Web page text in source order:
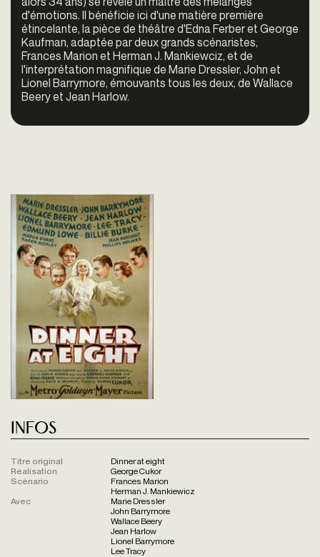
d'émotions. Il bénéficie ici d'une matière première
étincelante, la pièce de théâtre d'Edna Ferber et George
Kaufman, adaptée par deux grands scénaristes,
Frances Marion et Herman J. Mankiewciz, et de
l'interprétation magnifique de Marie Dressler, John et
Lionel Barrymore, émouvants tous les deux, de Wallace
Beery et Jean Harlow.
Infos
Titre original
Dinner at eight
Réalisation
George Cukor
Scénario
Frances Marion
Herman J. Mankiewicz
Avec
Marie Dressler
John Barrymore
Wallace Beery
Jean Harlow
Lionel Barrymore
Lee Tracy